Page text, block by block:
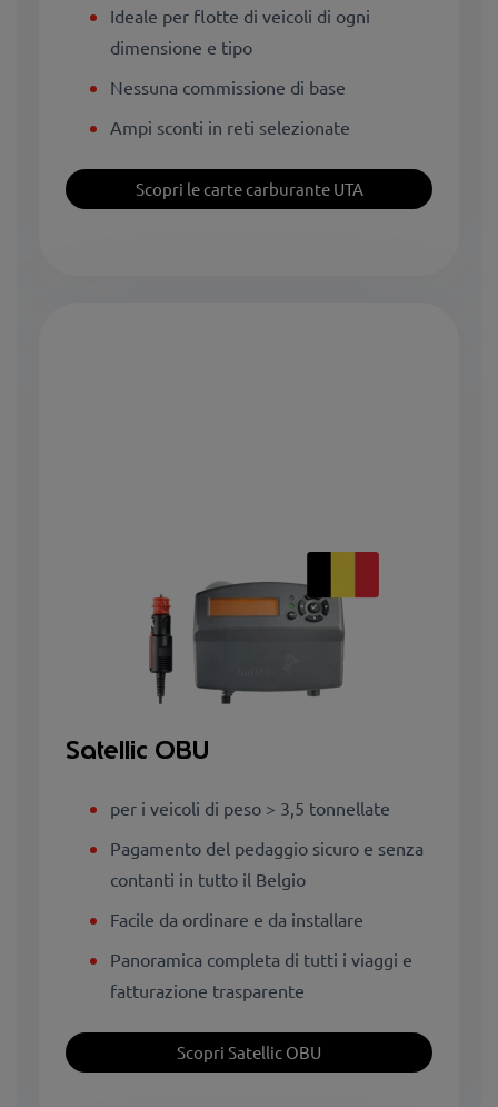
Ideale per flotte di veicoli di ogni
dimensione e tipo
Nessuna commissione di base
Ampi sconti in reti selezionate
Scopri le carte carburante UTA
Satellic OBU
per i veicoli di peso > 3,5 tonnellate
Pagamento del pedaggio sicuro e senza
contanti in tutto il Belgio
Facile da ordinare e da installare
Panoramica completa di tutti i viaggi e
fatturazione trasparente
Scopri Satellic OBU